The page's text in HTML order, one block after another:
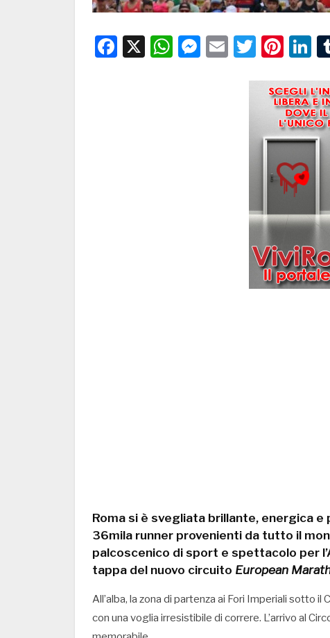
Facebook
X WhatsApp
Messenger
EmailTwitter
Roma si è svegliata brillante, energica e
36mila runner provenienti da tutto il
palcoscenico di sport e spettacolo per l’
tappa del nuovo circuito European
All’alba, la zona di partenza ai Fori Imperiali sotto
con una voglia irresistibile di correre. L’arrivo al